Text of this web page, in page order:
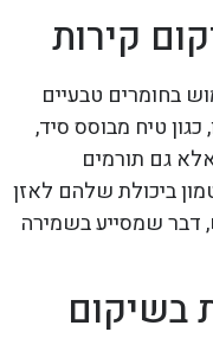
קירות
בחומרים טבעיים
טיח מבוסס סיד,
גם תורמים
ביכולת שלהם לאזן
דבר שמסייע בשמירה
בשיקום